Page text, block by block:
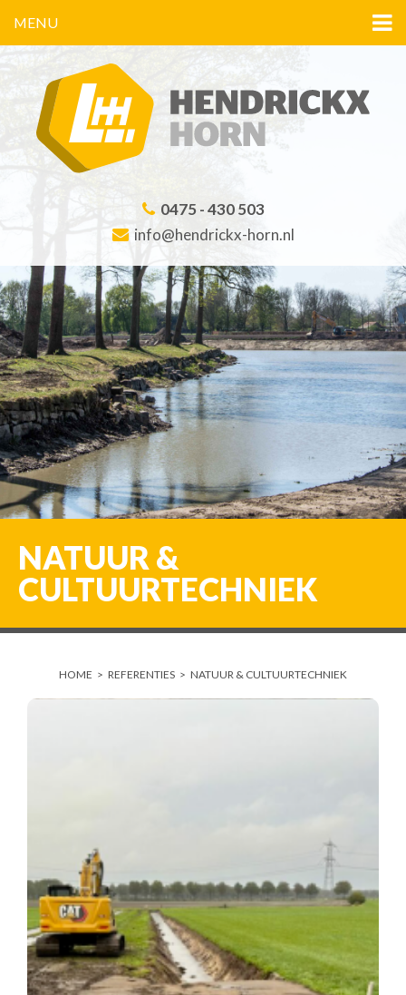
MENU
0475 - 430 503
info@hendrickx-horn.nl
NATUUR &
CULTUURTECHNIEK
HOME > REFERENTIES > NATUUR & CULTUURTECHNIEK